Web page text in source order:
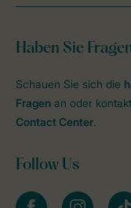
Haben Sie
Schauen Sie sich die
Fragen an oder
Contact Center.
Follow Us
facebookinstagram